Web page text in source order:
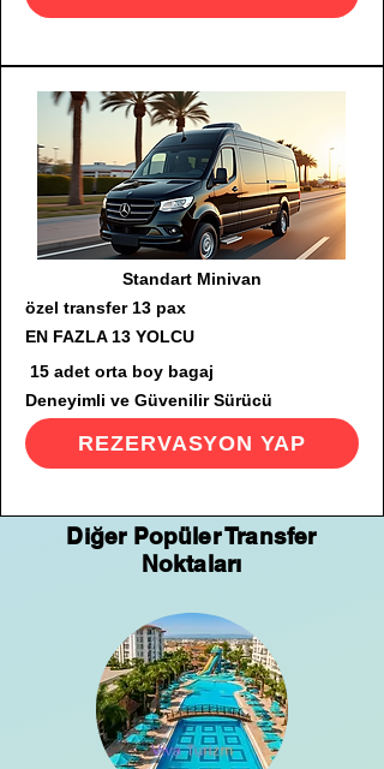
Standart Minivan
özel transfer 13 pax
EN FAZLA 13 YOLCU
15 adet orta boy bagaj
Deneyimli ve Güvenilir Sürücü
REZERVASYON YAP
Diğer Popüler Transfer
Noktaları